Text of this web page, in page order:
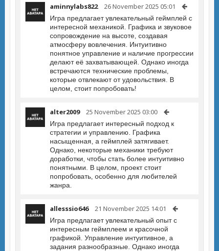
aminnylabs822 26 November 2025 05:01
Игра предлагает увлекательный геймплей с
интересной механикой. Графика и звуковое
сопровождение на высоте, создавая
атмосферу вовлечения. Интуитивно
понятное управление и наличие прогрессии
делают её захватывающей. Однако иногда
встречаются технические проблемы,
которые отвлекают от удовольствия. В
целом, стоит попробовать!
alter2009 25 November 2025 03:00
Игра предлагает интересный подход к
стратегии и управлению. Графика
насыщенная, а геймплей затягивает.
Однако, некоторые механики требуют
доработки, чтобы стать более интуитивно
понятными. В целом, проект стоит
попробовать, особенно для любителей
жанра.
allesssio646 21 November 2025 14:01
Игра предлагает увлекательный опыт с
интересным геймплеем и красочной
графикой. Управление интуитивное, а
задания разнообразные. Однако иногда